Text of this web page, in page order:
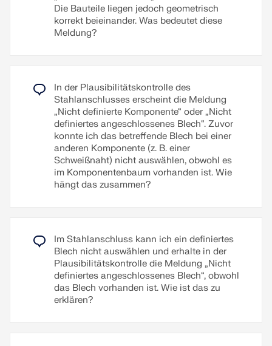
Klassifizierung wird anschließend mit "gelenkig",
"nachgiebig" oder "starr" tabellarisch dargestellt.
Zum Erklärvideo
Die Bauteile liegen jedoch geometrisch
korrekt beieinander. Was bedeutet diese
Meldung?
In der Plausibilitätskontrolle des
Stahlanschlusses erscheint die Meldung
„Nicht definierte Komponente“ oder „Nicht
definiertes angeschlossenes Blech“. Zuvor
konnte ich das betreffende Blech bei einer
anderen Komponente (z. B. einer
Schweißnaht) nicht auswählen, obwohl es
im Komponentenbaum vorhanden ist. Wie
hängt das zusammen?
Im Stahlanschluss kann ich ein definiertes
Blech nicht auswählen und erhalte in der
Plausibilitätskontrolle die Meldung „Nicht
definiertes angeschlossenes Blech“, obwohl
das Blech vorhanden ist. Wie ist das zu
erklären?